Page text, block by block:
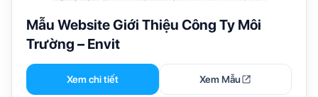
Mẫu Website Giới Thiệu Công Ty Môi
Trường – Envit
Xem chi tiết Xem Mẫu